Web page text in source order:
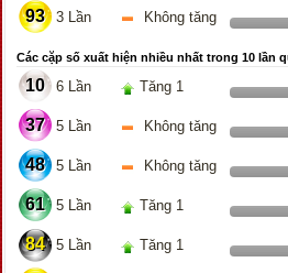
93 3 Lần Không tăng
Các cặp số xuất hiện nhiều nhất trong 10 lần
10 6 Lần Tăng 1
37 5 Lần Không tăng
48 5 Lần Không tăng
61 5 Lần Tăng 1
84 5 Lần Tăng 1